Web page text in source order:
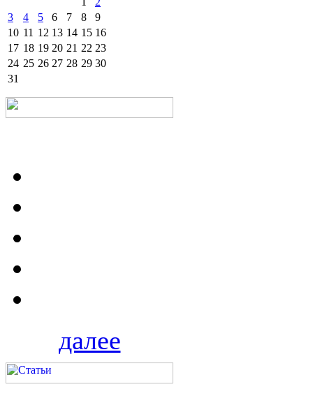
3
4 5 6 7 8
9
10 11 12 13 14 15 16
17 18 19 20 21 22 23
24 25 26 27 28 29 30
31
далее